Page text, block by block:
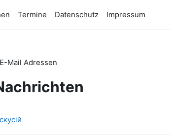
Termine Datenschutz Impressum
Mail Adressen